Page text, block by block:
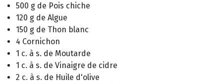
500 g de Pois chiche
120 g de Algue
150 g de Thon blanc
4 Cornichon
1 c. à s. de Moutarde
1 c. à s. de Vinaigre de cidre
2 c. à s. de Huile d'olive